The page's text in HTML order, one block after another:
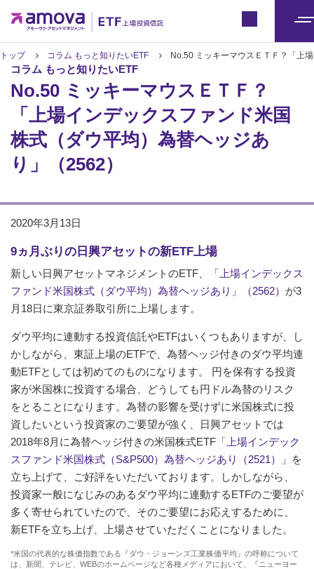
ETFトップ
ニ
トップ コラム もっと知りたいETF No.50 ミッキーマウスＥＴＦ？「上
コラム もっと知りたいETF
No.50 ミッキーマウスＥＴＦ？
「上場インデックスファンド米国
株式（ダウ平均）為替ヘッジあ
り」（2562）
2020年3月13日
9ヵ月ぶりの日興アセットの新ETF上場
新しい日興アセットマネジメントのETF、
「上場インデックス
ファンド米国株式（ダウ平均）為替ヘッジあり」（2562） が3
月18日に東京証券取引所に上場します。
ダウ平均に連動する投資信託やETFはいくつもありますが、し
かしながら、東証上場のETFで、為替ヘッジ付きのダウ平均連
動ETFとしては初めてのものになります。 円を保有する投資
家が米国株に投資する場合、どうしても円ドル為替のリスク
をとることになります。為替の影響を受けずに米国株式に投
資したいという投資家のご要望が強く、日興アセットでは
2018年8月に為替ヘッジ付きの米国株式ETF「 上場インデック
スファンド米国株式（S&P500）為替ヘッジあり（2521）
」を
立ち上げて、ご好評をいただいております。しかしながら、
投資家一般になじみのあるダウ平均に連動するETFのご要望が
多く寄せられていたので、そのご要望にお応えするために、
新ETFを立ち上げ、上場させていただくことになりました。
*米国の代表的な株価指数である『ダウ・ジョーンズ工業株価平均』の呼称について
は、新聞、テレビ、WEBのホームページなど各種メディアにおいて、『ニューヨー